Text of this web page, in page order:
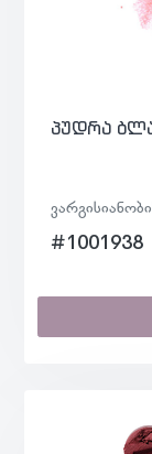
პუდრა
#1001938